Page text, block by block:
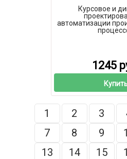
Курсовое и
автоматизации
1245
1 2 3
7
8 9
13
14 15